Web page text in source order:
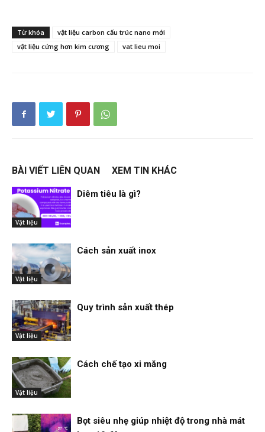
Từ khóa
vật liệu carbon cấu trúc nano mới
vật liệu cứng hơn kim cương
vat lieu moi
BÀI VIẾT LIÊN QUAN XEM TIN KHÁC
Vật liệu
Diêm tiêu là gì?
Vật liệu
Cách sản xuất inox
Vật liệu
Quy trình sản xuất thép
Vật liệu
Cách chế tạo xi măng
Bọt siêu nhẹ giúp nhiệt độ trong nhà mát